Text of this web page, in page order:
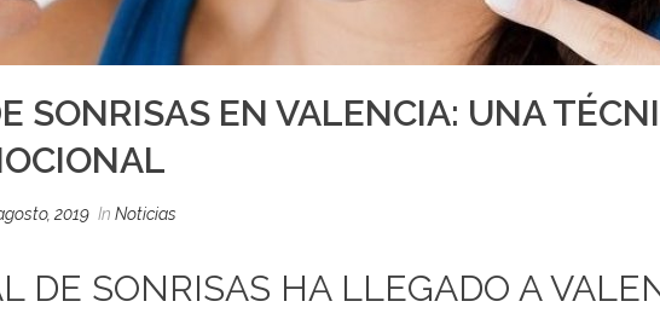
SONRISAS EN VALENCIA: UNA
2019 In Noticias
DE SONRISAS HA LLEGADO A